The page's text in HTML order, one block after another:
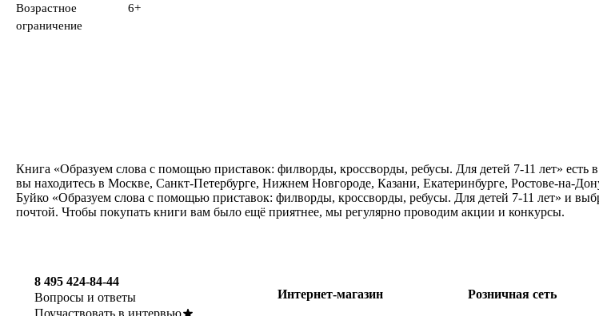
Возрастное
ограничение
6+
Книга «Образуем слова с помощью приставок: филворды, кроссворды, ребусы. Для детей 7-11 лет» есть
вы находитесь в Москве, Санкт-Петербурге, Нижнем Новгороде, Казани, Екатеринбурге, Ростове-на-
Буйко «Образуем слова с помощью приставок: филворды, кроссворды, ребусы. Для детей 7-11 лет» и
почтой. Чтобы покупать книги вам было ещё приятнее, мы регулярно проводим акции и конкурсы.
8 495 424-84-44
Вопросы и ответы
Поучаствовать в интервью
Интернет-магазин Розничная сеть